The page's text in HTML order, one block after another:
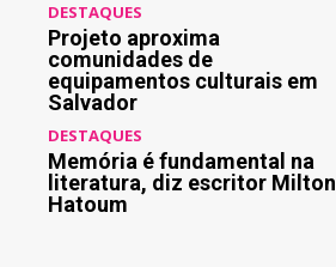
DESTAQUES
Projeto aproxima
comunidades de
equipamentos culturais em
Salvador
DESTAQUES
Memória é fundamental na
literatura, diz escritor Milton
Hatoum